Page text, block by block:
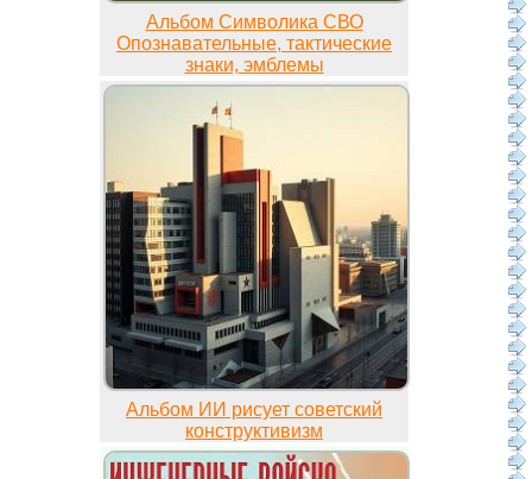
Альбом Символика СВО
Опознавательные, тактические
знаки, эмблемы
Альбом ИИ рисует советский
конструктивизм